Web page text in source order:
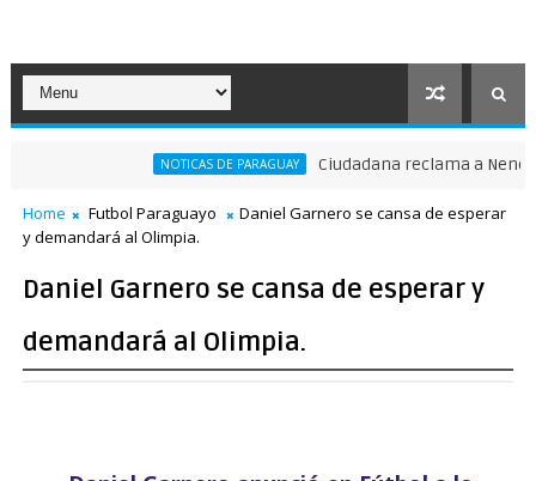
NOTICAS DE PARAGUAY Ciudadana reclama a Nenecho:
en pleno Puente de la Amistad
Home Futbol Paraguayo
Daniel Garnero se cansa de esperar
y demandará al Olimpia.
Daniel Garnero se cansa de esperar y
demandará al Olimpia.